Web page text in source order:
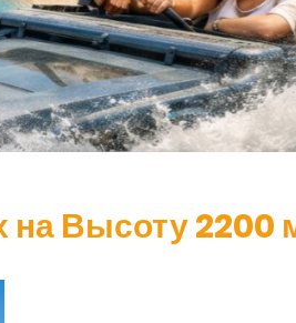
на Высоту 2200